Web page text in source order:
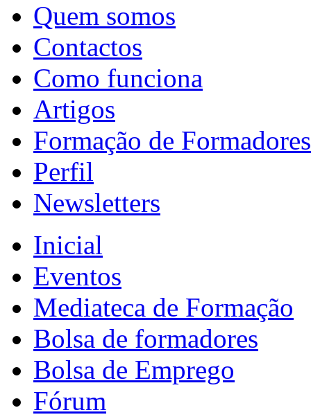
Quem somos
Contactos
Como funciona
Artigos
Formação de Formadores
Perfil
Newsletters
Inicial
Eventos
Mediateca de Formação
Bolsa de formadores
Bolsa de Emprego
Fórum